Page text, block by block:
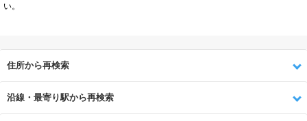
い。
住所から再検索
沿線・最寄り駅から再検索